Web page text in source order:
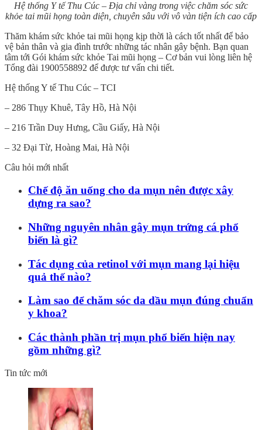
Hệ thống Y tế Thu Cúc – Địa chỉ vàng trong việc chăm sóc sức
khỏe tai mũi họng toàn diện, chuyên sâu với vô vàn tiện ích cao cấp
Thăm khám sức khỏe tai mũi họng kịp thời là cách tốt nhất để bảo
vệ bản thân và gia đình trước những tác nhân gây bệnh. Bạn quan
tâm tới Gói khám sức khỏe Tai mũi họng – Cơ bản vui lòng liên hệ
Tổng đài 1900558892 để được tư vấn chi tiết.
Hệ thống Y tế Thu Cúc – TCI
– 286 Thụy Khuê, Tây Hồ, Hà Nội
– 216 Trần Duy Hưng, Cầu Giấy, Hà Nội
– 32 Đại Từ, Hoàng Mai, Hà Nội
Câu hỏi mới nhất
Chế độ ăn uống cho da mụn nên được xây
dựng ra sao?
Những nguyên nhân gây mụn trứng cá phổ
biến là gì?
Tác dụng của retinol với mụn mang lại hiệu
quả thế nào?
Làm sao để chăm sóc da dầu mụn đúng chuẩn
y khoa?
Các thành phần trị mụn phổ biến hiện nay
gồm những gì?
Tin tức mới